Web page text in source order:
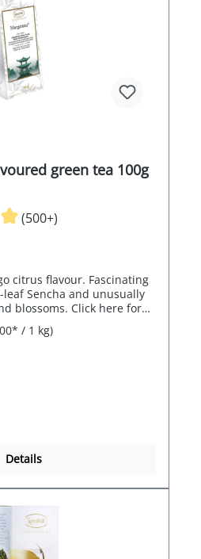
green tea 100g
(500+)
citrus flavour. Fascinating
Sencha and unusually
blossoms. Click here for
the tea.
/ 1 kg)
Details